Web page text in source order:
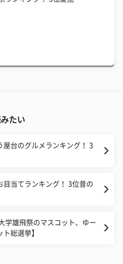
たい
屋台のグルメランキング！ 3
目当てランキング！ 3位昔の
学雄飛祭のマスコット、ゆー
総選挙】